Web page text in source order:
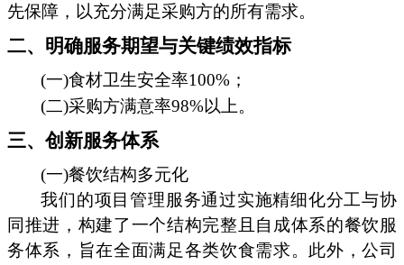
先保障，以充分满足采购方的所有需求。
二、明确服务期望与关键绩效指标
(一)食材卫生安全率100%；
(二)采购方满意率98%以上。
三、创新服务体系
(一)餐饮结构多元化
我们的项目管理服务通过实施精细化分工与协
同推进，构建了一个结构完整且自成体系的餐饮服
务体系，旨在全面满足各类饮食需求。此外，公司